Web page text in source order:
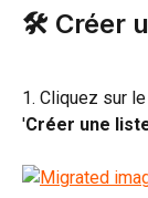
🛠️ Créer
1. Cliquez sur
'Créer une